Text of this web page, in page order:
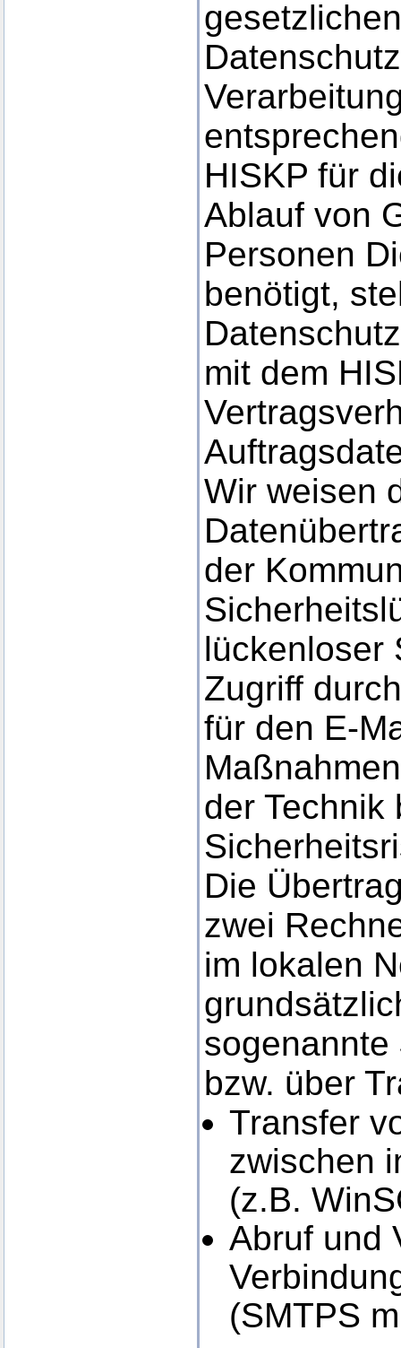
HISKP für
Ablauf von
Personen
benötigt,
mit dem
Wir weisen
der
lückenloser
Zugriff
für den E-
der Technik
Die
zwei
im lokalen
sogenannte
bzw. über
Transfer
zwischen
(z.B.
Abruf und
(SMTPS